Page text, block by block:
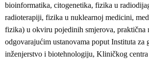
bioinformatika, citogenetika, fizika u
radioterapiji, fizika u nuklearnoj medicini,
fizika) u okviru pojedinih smjerova, praktična
odgovarajućim ustanovama poput Instituta za
inženjerstvo i biotehnologiju, Kliničkog